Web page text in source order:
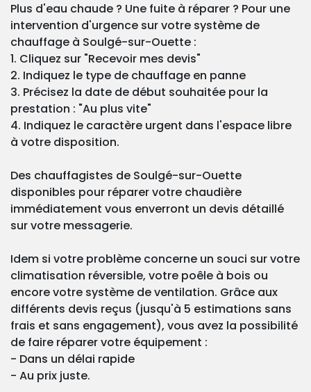
Plus d'eau chaude ? Une fuite à réparer ? Pour une
intervention d'urgence sur votre système de
chauffage à Soulgé-sur-Ouette :
1. Cliquez sur "Recevoir mes devis"
2. Indiquez le type de chauffage en panne
3. Précisez la date de début souhaitée pour la
prestation : "Au plus vite"
4. Indiquez le caractère urgent dans l'espace libre
à votre disposition.
Des chauffagistes de Soulgé-sur-Ouette
disponibles pour réparer votre chaudière
immédiatement vous enverront un devis détaillé
sur votre messagerie.
Idem si votre problème concerne un souci sur votre
climatisation réversible, votre poêle à bois ou
encore votre système de ventilation. Grâce aux
différents devis reçus (jusqu'à 5 estimations sans
frais et sans engagement), vous avez la possibilité
de faire réparer votre équipement :
- Dans un délai rapide
- Au prix juste.